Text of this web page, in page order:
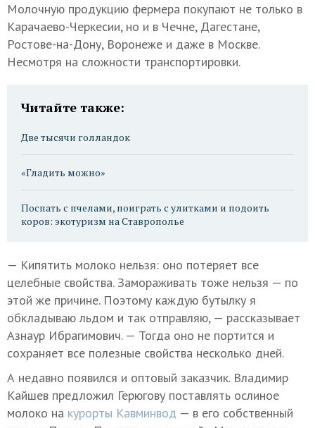
Молочную продукцию фермера покупают не только в
Карачаево-Черкесии, но и в Чечне, Дагестане,
Ростове-на-Дону, Воронеже и даже в Москве.
Несмотря на сложности транспортировки.
Читайте также:
Две тысячи голландок
«Гладить можно»
Поспать с пчелами, поиграть с улитками и подоить
коров: экотуризм на Ставрополье
— Кипятить молоко нельзя: оно потеряет все
целебные свойства. Замораживать тоже нельзя — по
этой же причине. Поэтому каждую бутылку я
обкладываю льдом и так отправляю, — рассказывает
Азнаур Ибрагимович. — Тогда оно не портится и
сохраняет все полезные свойства несколько дней.
А недавно появился и оптовый заказчик. Владимир
Кайшев предложил Герюгову поставлять ослиное
молоко на курорты Кавминвод — в его собственный